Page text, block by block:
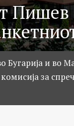
Пишев
Бугарија и во
за